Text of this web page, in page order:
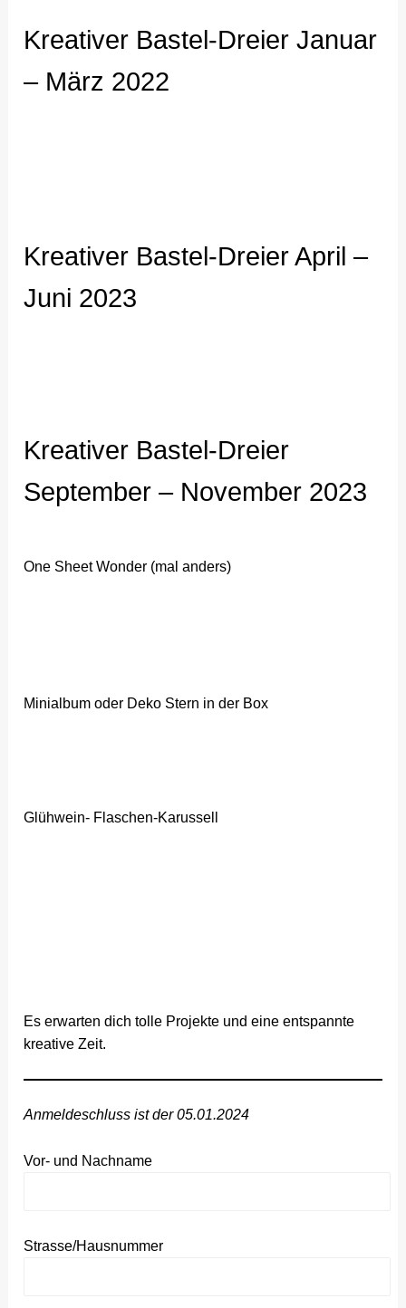
Kreativer Bastel-Dreier Januar
– März 2022
Kreativer Bastel-Dreier April –
Juni 2023
Kreativer Bastel-Dreier
September – November 2023
One Sheet Wonder (mal anders)
Minialbum oder Deko Stern in der Box
Glühwein- Flaschen-Karussell
Es erwarten dich tolle Projekte und eine entspannte
kreative Zeit.
Anmeldeschluss ist der 05.01.2024
Vor- und Nachname
Strasse/Hausnummer